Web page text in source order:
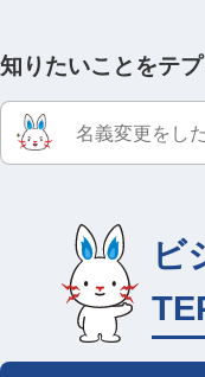
知りたいことをテ
Conduct
search
ビ